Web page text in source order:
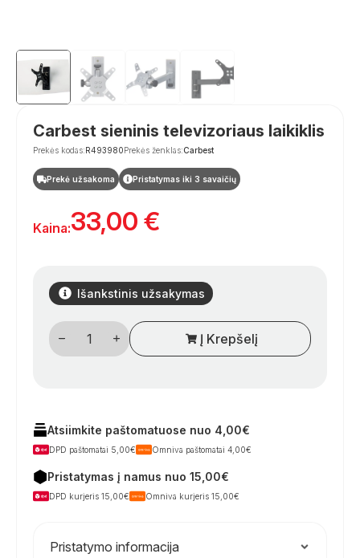
Carbest sieninis televizoriaus laikiklis
Prekės kodas:R493980Prekės ženklas:Carbest
Prekė užsakoma Pristatymas iki 3 savaičių
Kaina:33,00 €
Išankstinis užsakymas
produkto
kiekis:
Carbest
Į Krepšelį
Atsiimkite paštomatuose nuo 4,00€
DPD paštomatai 5,00€ Omniva paštomatai 4,00€
Pristatymas į namus nuo 15,00€
DPD kurjeris 15,00€ Omniva kurjeris 15,00€
Pristatymo informacija